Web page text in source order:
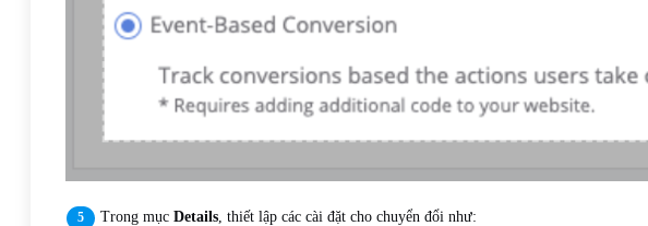
Trong mục Details , thiết lập các cài đặt cho chuyển đổi như: